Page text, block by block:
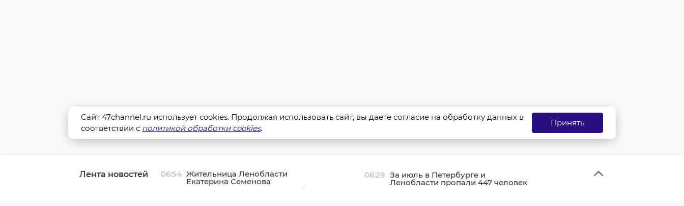
Лента новостей 06:54 Жительница Ленобласти
Екатерина Семенова
отпраздновала столетний юбилей
06:29 За июль в Петербурге и
Ленобласти пропали 447 человек
Сайт 47channel.ru использует cookies. Продолжая использовать сайт, вы даете согласие на обработку данных в
соответствии с политикой обработки cookies.
Принять